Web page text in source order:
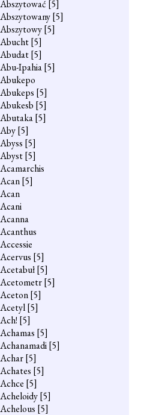
Abszytować [5]
Abszytowany[5]
Abszytowy[5]
Abucht[5]
Abudat[5]
Abu-Ipahia[5]
Abukepo
Abukeps [5]
Abukesb [5]
Abutaka[5]
Aby[5]
Abyss [5]
Abyst[5]
Acamarchis
Acan[5]
Acan
Acani
Acanna
Acanthus
Accessie
Acervus [5]
Acetabuł[5]
Acetometr[5]
Aceton[5]
Acetyl[5]
Ach! [5]
Achamas [5]
Achanamadi[5]
Achar[5]
Achates [5]
Achce [5]
Acheloidy[5]
Achelous [5]